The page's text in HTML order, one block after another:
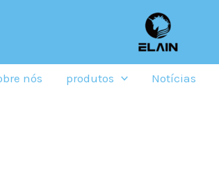
nós produtos Notícias